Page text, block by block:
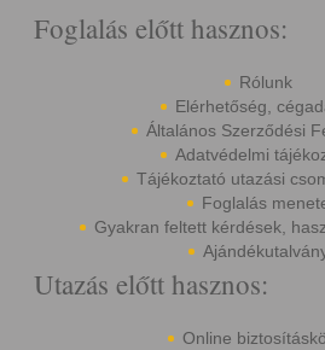
Foglalás előtt hasznos:
Rólunk
Elérhetőség,
Általános Szerződési
Adatvédelmi
Tájékoztató utazási
Foglalás
Gyakran feltett kérdések,
Utazás előtt hasznos:
Online